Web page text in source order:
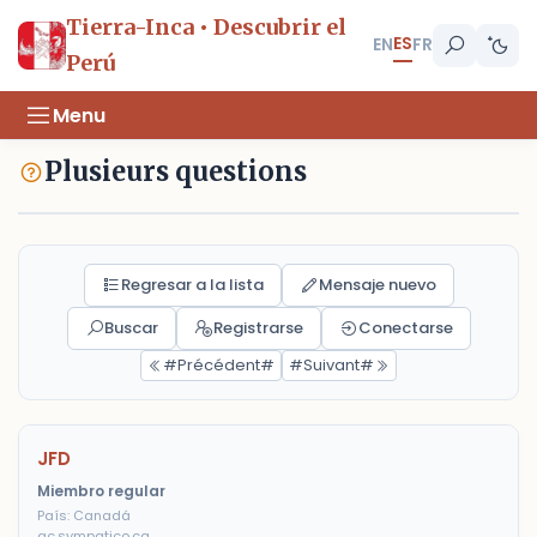
Tierra-Inca • Descubrir el
Perú
ENESFR
Menu
Plusieurs questions
Regresar a la lista
Mensaje nuevo
Buscar
Registrarse
Conectarse
#Précédent#
#Suivant#
JFD
Miembro regular
País: Canadá